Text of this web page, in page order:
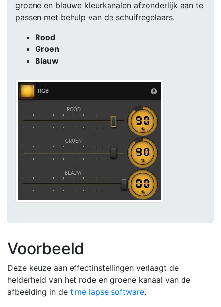
groene en blauwe kleurkanalen afzonderlijk aan te
passen met behulp van de schuifregelaars.
Rood
Groen
Blauw
Voorbeeld
Deze keuze aan effectinstellingen verlaagt de
helderheid van het rode en groene kanaal van de
afbeelding in de time lapse software.